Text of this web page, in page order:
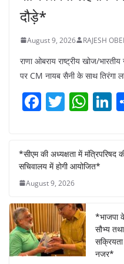
दौड़े*
August 9, 2026 RAJESH
राणा ओबराय राष्ट्रीय खोज/
पर CM नायब सैनी के साथ तिरंगा
F
e
b
o
k
T
er
W
s
A
p
e
*सीएम की अध्यक्षता में मंत्रिपरिषद
सचिवालय में होगी आयोजित*
August 9, 2026
*भाजपा
सौभ्य
नजर*